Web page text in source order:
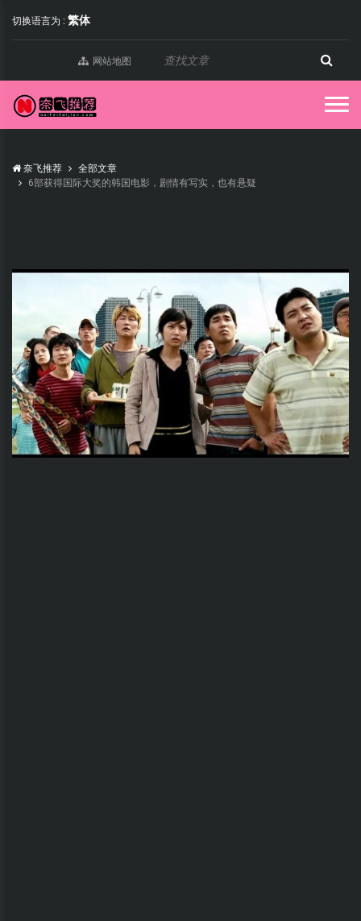
切换语言为 : 繁体
网站地图
奈飞推荐
全部文章
6部获得国际大奖的韩国电影，剧情有写实，也有悬疑